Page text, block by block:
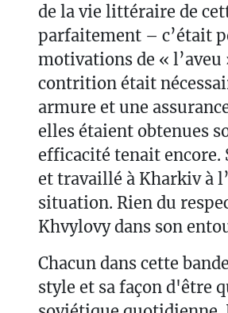
de la vie littéraire de
parfaitement – c’était
motivations de « l’aveu
contrition était
armure et une
elles étaient obtenues
efficacité tenait encore.
et travaillé à Kharkiv à
situation. Rien du
Khvylovy dans son
Chacun dans cette
style et sa façon d'être